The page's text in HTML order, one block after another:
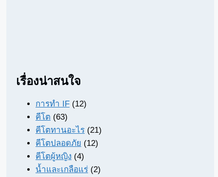
เรื่องน่าสนใจ
การทำ IF (12)
คีโต (63)
คีโตทานอะไร (21)
คีโตปลอดภัย (12)
คีโตผู้หญิง (4)
น้ำและเกลือแร่ (2)